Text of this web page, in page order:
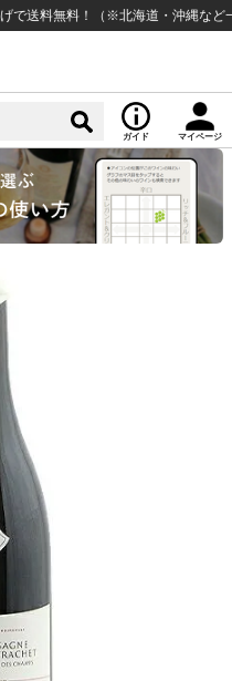
料！（※北海道・沖縄など一部例
ガイド マイページ